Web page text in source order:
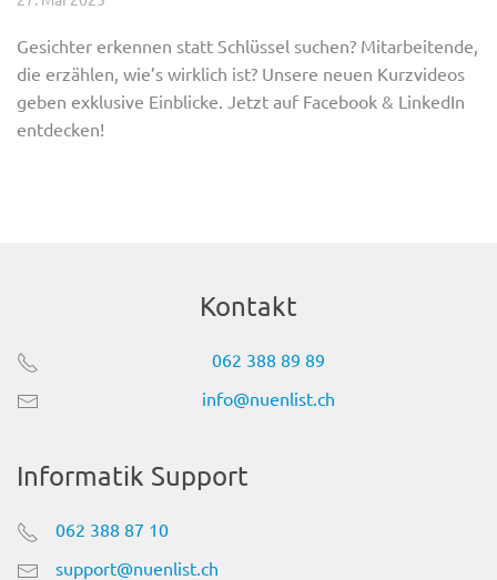
Gesichter erkennen statt Schlüssel suchen? Mitarbeitende,
die erzählen, wie’s wirklich ist? Unsere neuen Kurzvideos
geben exklusive Einblicke. Jetzt auf Facebook & LinkedIn
entdecken!
Kontakt
062 388 89 89
info@nuenlist.ch
Informatik Support
062 388 87 10
support@nuenlist.ch